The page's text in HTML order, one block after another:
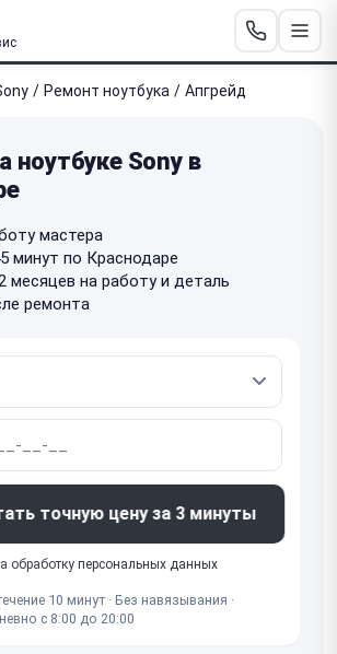
/ Ремонт ноутбука / Апгрейд
ноутбуке Sony в
мастера
минут по Краснодаре
месяцев на работу и деталь
ремонта
точную цену за 3 минуты
обработку персональных данных
10 минут · Без навязывания ·
с 8:00 до 20:00